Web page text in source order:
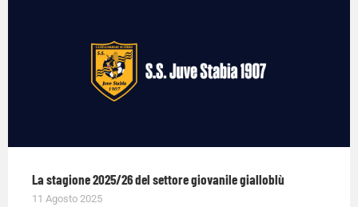
La stagione 2025/26 del settore giovanile gialloblù
11 Agosto 2025